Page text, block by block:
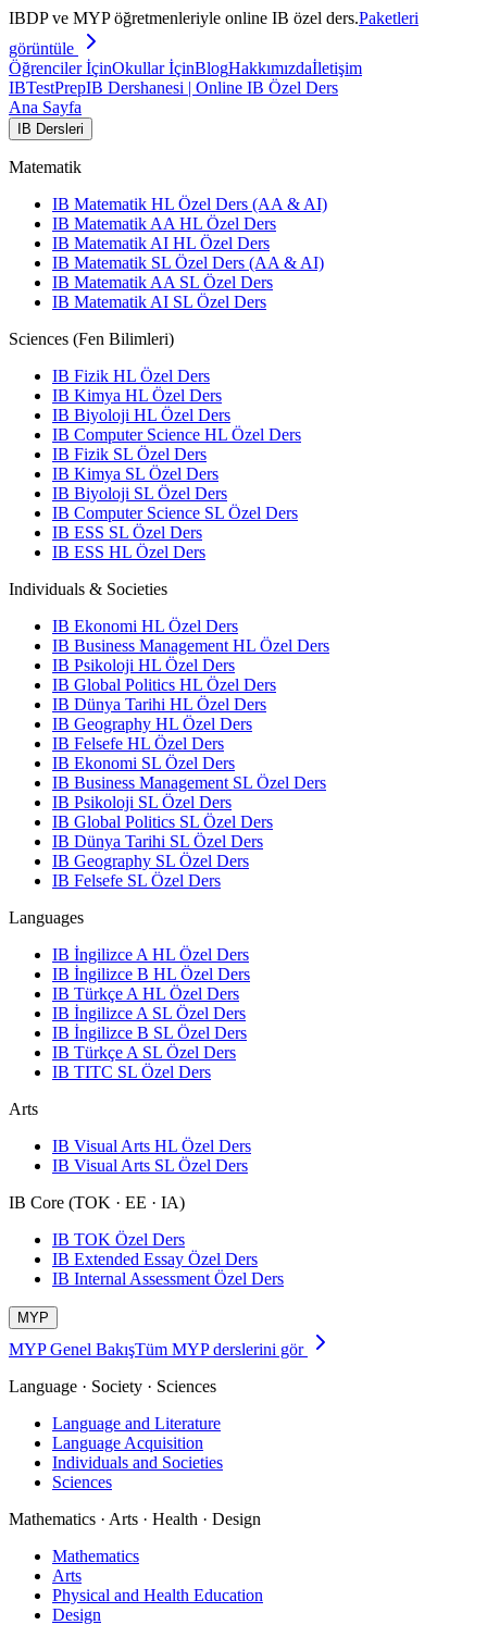
IBDP ve MYP öğretmenleriyle online IB özel ders.Paketleri
görüntüle
Öğrenciler İçinOkullar İçinBlogHakkımızdaİletişim
IBTestPrepIB Dershanesi | Online IB Özel Ders
Ana Sayfa
IB Dersleri
Matematik
IB Matematik HL Özel Ders (AA & AI)
IB Matematik AA HL Özel Ders
IB Matematik AI HL Özel Ders
IB Matematik SL Özel Ders (AA & AI)
IB Matematik AA SL Özel Ders
IB Matematik AI SL Özel Ders
Sciences (Fen Bilimleri)
IB Fizik HL Özel Ders
IB Kimya HL Özel Ders
IB Biyoloji HL Özel Ders
IB Computer Science HL Özel Ders
IB Fizik SL Özel Ders
IB Kimya SL Özel Ders
IB Biyoloji SL Özel Ders
IB Computer Science SL Özel Ders
IB ESS SL Özel Ders
IB ESS HL Özel Ders
Individuals & Societies
IB Ekonomi HL Özel Ders
IB Business Management HL Özel Ders
IB Psikoloji HL Özel Ders
IB Global Politics HL Özel Ders
IB Dünya Tarihi HL Özel Ders
IB Geography HL Özel Ders
IB Felsefe HL Özel Ders
IB Ekonomi SL Özel Ders
IB Business Management SL Özel Ders
IB Psikoloji SL Özel Ders
IB Global Politics SL Özel Ders
IB Dünya Tarihi SL Özel Ders
IB Geography SL Özel Ders
IB Felsefe SL Özel Ders
Languages
IB İngilizce A HL Özel Ders
IB İngilizce B HL Özel Ders
IB Türkçe A HL Özel Ders
IB İngilizce A SL Özel Ders
IB İngilizce B SL Özel Ders
IB Türkçe A SL Özel Ders
IB TITC SL Özel Ders
Arts
IB Visual Arts HL Özel Ders
IB Visual Arts SL Özel Ders
IB Core (TOK · EE · IA)
IB TOK Özel Ders
IB Extended Essay Özel Ders
IB Internal Assessment Özel Ders
MYP
MYP Genel BakışTüm MYP derslerini gör
Language · Society · Sciences
Language and Literature
Language Acquisition
Individuals and Societies
Sciences
Mathematics · Arts · Health · Design
Mathematics
Arts
Physical and Health Education
Design